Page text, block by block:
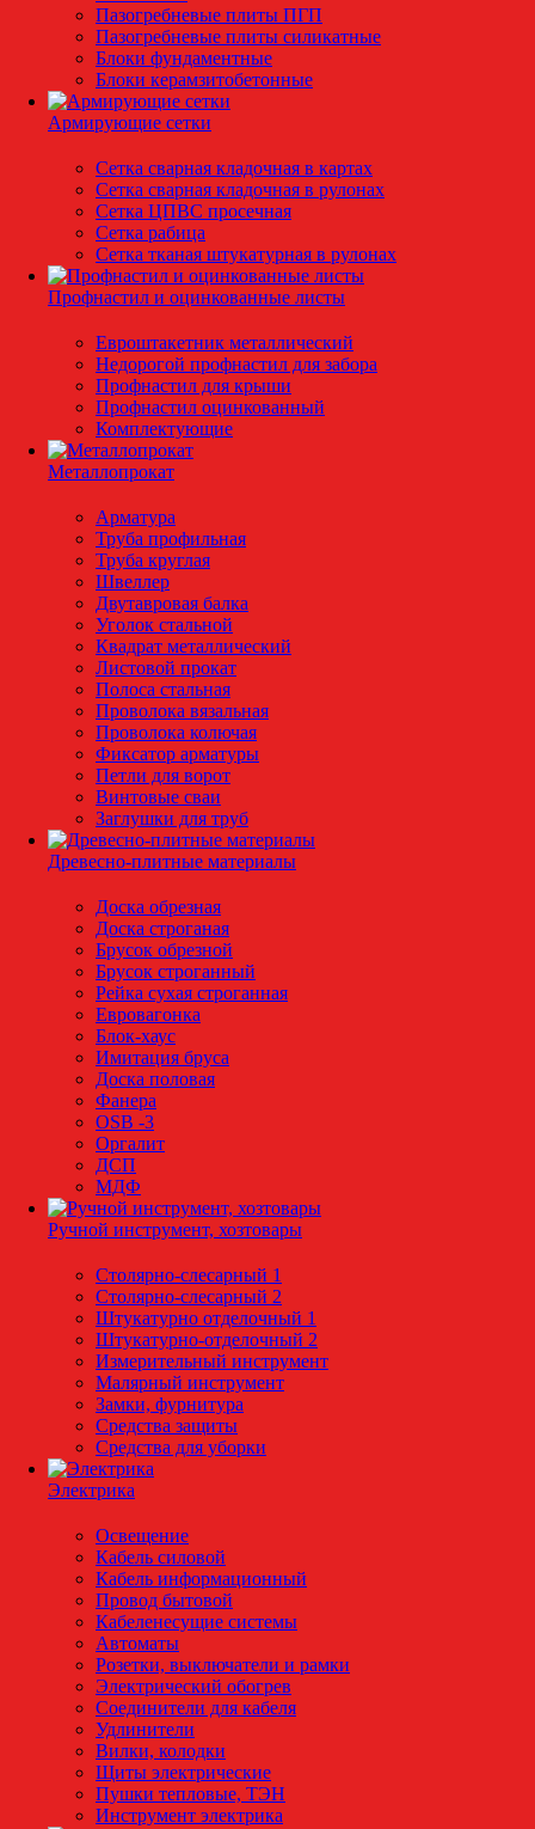
Пазогребневые плиты ПГП
Пазогребневые плиты силикатные
Блоки фундаментные
Блоки керамзитобетонные
Армирующие сетки
Сетка сварная кладочная в картах
Сетка сварная кладочная в рулонах
Сетка ЦПВС просечная
Сетка рабица
Сетка тканая штукатурная в рулонах
Профнастил и оцинкованные листы
Евроштакетник металлический
Недорогой профнастил для забора
Профнастил для крыши
Профнастил оцинкованный
Комплектующие
Металлопрокат
Арматура
Труба профильная
Труба круглая
Швеллер
Двутавровая балка
Уголок стальной
Квадрат металлический
Листовой прокат
Полоса стальная
Проволока вязальная
Проволока колючая
Фиксатор арматуры
Петли для ворот
Винтовые сваи
Заглушки для труб
Древесно-плитные материалы
Доска обрезная
Доска строганая
Брусок обрезной
Брусок строганный
Рейка сухая строганная
Евровагонка
Блок-хаус
Имитация бруса
Доска половая
Фанера
OSB -3
Оргалит
ДСП
МДФ
Ручной инструмент, хозтовары
Столярно-слесарный 1
Столярно-слесарный 2
Штукатурно отделочный 1
Штукатурно-отделочный 2
Измерительный инструмент
Малярный инструмент
Замки, фурнитура
Средства защиты
Средства для уборки
Электрика
Освещение
Кабель силовой
Кабель информационный
Провод бытовой
Кабеленесущие системы
Автоматы
Розетки, выключатели и рамки
Электрический обогрев
Соединители для кабеля
Удлинители
Вилки, колодки
Щиты электрические
Пушки тепловые, ТЭН
Инструмент электрика